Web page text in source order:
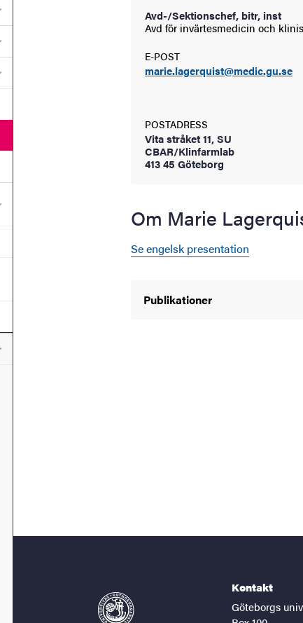
Undermeny för Jobba hos oss
Undermeny för Organisation
Undermeny för Vision och värderingar
Undermeny för Ceremonier och traditioner
Undermeny för Aktuellt
Avd-/Sektionschef, bitr, inst
Avd för invärtesmedicin och
E-POST
marie.lagerquist@medic.gu.se
POSTADRESS
Vita stråket 11, SU
CBAR/Klinfarmlab
413 45 Göteborg
Om Marie
Se engelsk presentation
Publikationer
Kontakt
Göteborgs